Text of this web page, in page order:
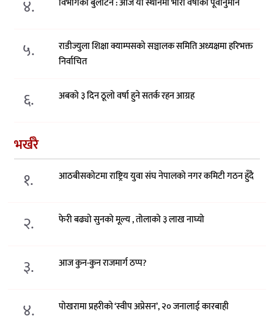
४.
५.
राडीज्युला शिक्षा क्याम्पसको सञ्चालक समिति अध्यक्षमा हरिभक्त
निर्वाचित
६. अबको ३ दिन ठूलो वर्षा हुने सतर्क रहन आग्रह
भर्खरै
१. आठबीसकोटमा राष्ट्रिय युवा संघ नेपालको नगर कमिटी गठन हुँदै
२. फेरी बढ्यो सुनको मूल्य , तोलाको ३ लाख नाघ्यो
३. आज कुन-कुन राजमार्ग ठप्प?
४. पोखरामा प्रहरीको ‘स्वीप अप्रेसन’, २० जनालाई कारबाही